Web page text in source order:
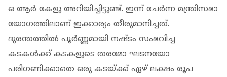
ഒ ആർ കേളു അറിയിച്ചിട്ടുണ്ട്. ഇന്ന് ചേർന്ന മന്ത്രിസഭാ
യോഗത്തിലാണ് ഇക്കാര്യം തീരുമാനിച്ചത്.
ദുരന്തത്തിൽ പൂർണ്ണമായി നഷ്ടം സംഭവിച്ച
കടകൾക്ക് കടകളുടെ തരമോ ഘടനയോ
പരിഗണിക്കാതെ ഒരു കടയ്ക്ക് ഏഴ് ലക്ഷം രൂപ